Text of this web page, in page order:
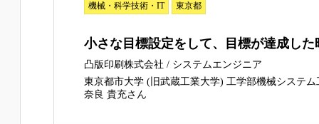
機械・科学技術・IT 東京都
小さな目標設定をして、目標が達成し
凸版印刷株式会社 / システムエンジニア
東京都市大学 (旧武蔵工業大学) 工学部機械システム
奈良 貴充さん